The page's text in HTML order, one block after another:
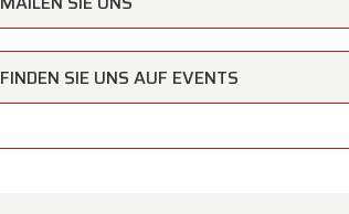
FINDEN SIE UNS AUF EVENTS